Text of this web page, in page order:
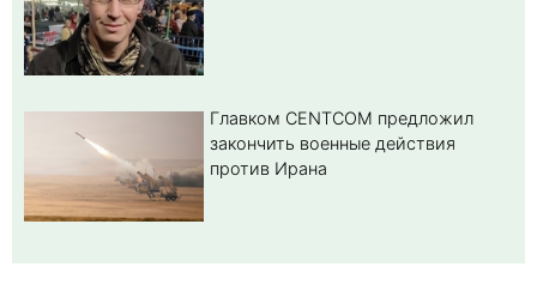
Главком CENTCOM предложил
закончить военные действия
против Ирана